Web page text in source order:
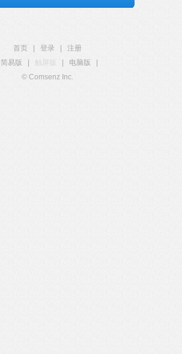
首页 登录
注册
简易版
触屏版 电脑版
© Comsenz Inc.